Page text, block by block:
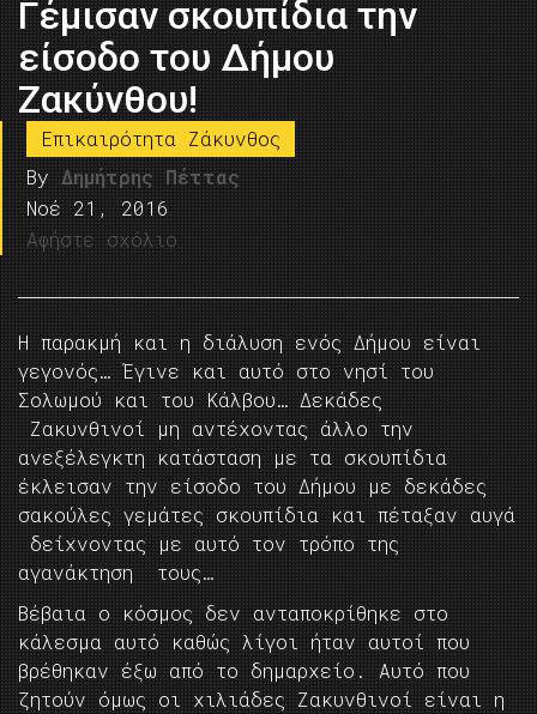
Γέμισαν σκουπίδια την
είσοδο του Δήμου
Ζακύνθου!
Επικαιρότητα Ζάκυνθος
By Δημήτρης Πέττας
Νοέ 21, 2016
Αφήστε σχόλιο
Η παρακμή και η διάλυση ενός Δήμου είναι
γεγονός… Έγινε και αυτό στο νησί του
Σολωμού και του Κάλβου… Δεκάδες
Ζακυνθινοί μη αντέχοντας άλλο την
ανεξέλεγκτη κατάσταση με τα σκουπίδια
έκλεισαν την είσοδο του Δήμου με δεκάδες
σακούλες γεμάτες σκουπίδια και πέταξαν αυγά
δείχνοντας με αυτό τον τρόπο της
αγανάκτηση τους…
Βέβαια ο κόσμος δεν ανταποκρίθηκε στο
κάλεσμα αυτό καθώς λίγοι ήταν αυτοί που
βρέθηκαν έξω από το δημαρχείο. Αυτό που
ζητούν όμως οι χιλιάδες Ζακυνθινοί είναι η